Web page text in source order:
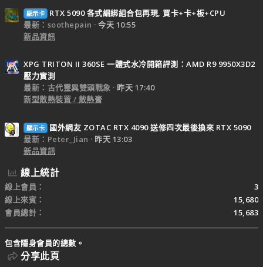
顯示卡
RTX 5090 各式綑綁組合包再現, 買卡+卡+板+CPU
最新：soothepain
今天 10:55
新品資訊
XPG TRITON II 360SE 一體式水冷開箱評測：AMD R9 9950X3D2
壓力實測
最新：古代靈異雙頭戰象
昨天 17:40
新型散熱裝置 / 散熱膏
顯示卡
國外網友 ZOTAC RTX 4090 送修四次最後換來 RTX 5090
最新：Peter_Jian
昨天 13:03
新品資訊
線上統計
線上會員
3
線上來賓
15,680
會員總計
15,683
包含隱身會員的總數。
分享此頁